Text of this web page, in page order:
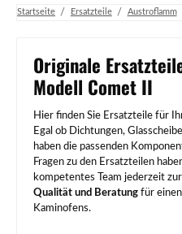
Startseite / Ersatzteile / Austroflamm
Originale
Modell Comet II
Hier finden Sie Ersatzteile für
Egal ob Dichtungen,
haben die passenden
Fragen zu den Ersatzteilen
kompetentes Team jederzeit
Qualität und Beratung für
Kaminofens.